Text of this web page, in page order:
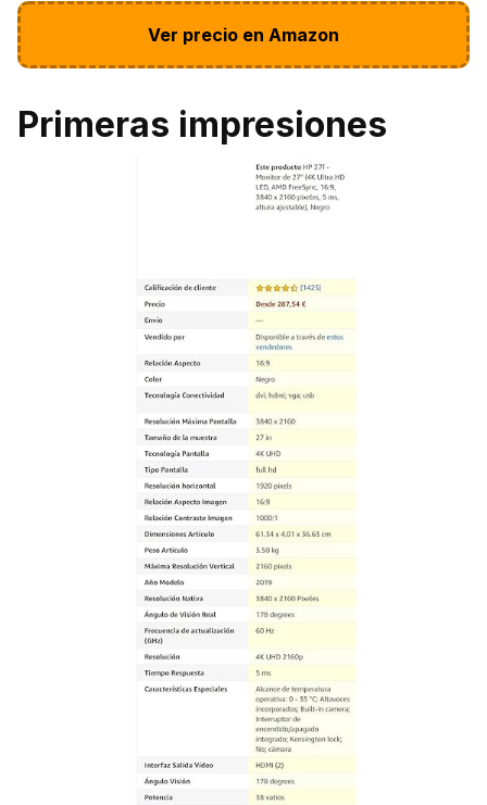
Ver precio en Amazon
Primeras impresiones